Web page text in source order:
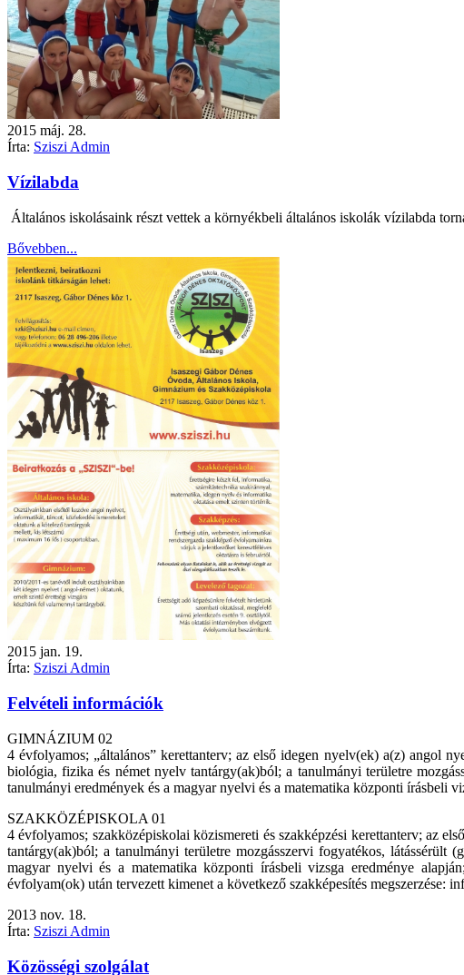
2015 máj. 28.
Írta: Sziszi Admin
Vízilabda
Általános iskolásaink részt vettek a környékbeli általános iskolák vízilabda
Bővebben...
2015 jan. 19.
Írta: Sziszi Admin
Felvételi információk
GIMNÁZIUM 02
4 évfolyamos; „általános” kerettanterv; az első idegen nyelv(ek) a(z) angol
biológia, fizika és német nyelv tantárgy(ak)ból; a tanulmányi területre
tanulmányi eredmények és a magyar nyelvi és a matematika központi írásbeli
SZAKKÖZÉPISKOLA 01
4 évfolyamos; szakközépiskolai közismereti és szakképzési kerettanterv; az
tantárgy(ak)ból; a tanulmányi területre mozgásszervi fogyatékos, látássérült
magyar nyelvi és a matematika központi írásbeli vizsga eredménye
évfolyam(ok) után tervezett kimenet a következő szakképesítés megszerzése:
2013 nov. 18.
Írta: Sziszi Admin
Közösségi szolgálat